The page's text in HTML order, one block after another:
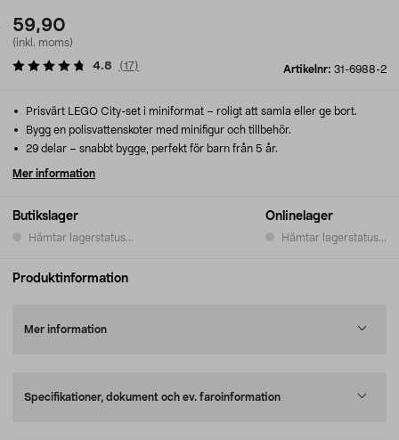
59,90
(inkl. moms)
Artikelnr: 31-6988-2
4.8 (17)
Butikslager
Hämtar lagerstatus...
Onlinelager
Hämtar lagerstatus...
Prisvärt LEGO City-set i miniformat – roligt att samla eller ge bort.
Bygg en polisvattenskoter med minifigur och tillbehör.
29 delar – snabbt bygge, perfekt för barn från 5 år.
Mer information
Produktinformation
Mer information
Specifikationer, dokument och ev. faroinformation